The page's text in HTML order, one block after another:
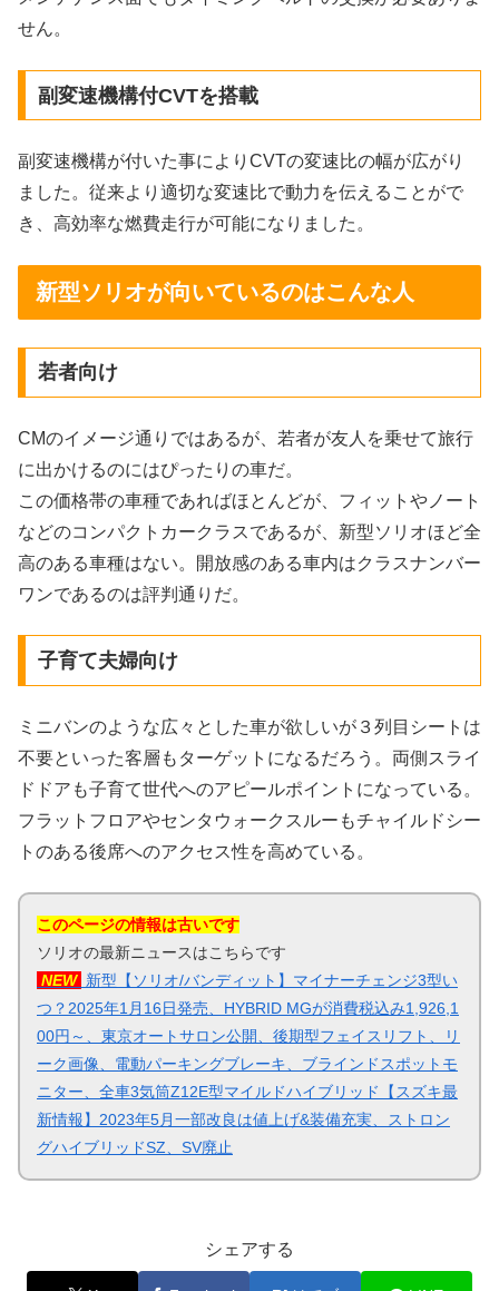
せん。
副変速機構付CVTを搭載
副変速機構が付いた事によりCVTの変速比の幅が広がり
ました。従来より適切な変速比で動力を伝えることがで
き、高効率な燃費走行が可能になりました。
新型ソリオが向いているのはこんな人
若者向け
CMのイメージ通りではあるが、若者が友人を乗せて旅行
に出かけるのにはぴったりの車だ。
この価格帯の車種であればほとんどが、フィットやノート
などのコンパクトカークラスであるが、新型ソリオほど全
高のある車種はない。開放感のある車内はクラスナンバー
ワンであるのは評判通りだ。
子育て夫婦向け
ミニバンのような広々とした車が欲しいが３列目シートは
不要といった客層もターゲットになるだろう。両側スライ
ドドアも子育て世代へのアピールポイントになっている。
フラットフロアやセンタウォークスルーもチャイルドシー
トのある後席へのアクセス性を高めている。
このページの情報は古いです
ソリオの最新ニュースはこちらです
NEW 新型【ソリオ/バンディット】マイナーチェンジ3型い
つ？2025年1月16日発売、HYBRID MGが消費税込み1,926,1
00円～、東京オートサロン公開、後期型フェイスリフト、リ
ーク画像、電動パーキングブレーキ、ブラインドスポットモ
ニター、全車3気筒Z12E型マイルドハイブリッド【スズキ最
新情報】2023年5月一部改良は値上げ&装備充実、ストロン
グハイブリッドSZ、SV廃止
シェアする